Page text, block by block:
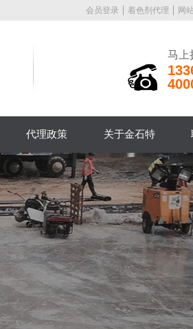
会员登录 着色剂代理 网
马上
代理政策 关于金石特